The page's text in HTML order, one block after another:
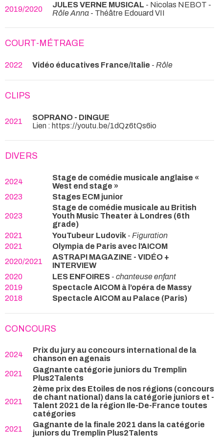
2019/2020
JULES VERNE MUSICAL - Nicolas NEBOT -
Rôle Anna - Théâtre Edouard VII
COURT-MÉTRAGE
2022 Vidéo éducatives France/Italie - Rôle
CLIPS
2021
SOPRANO - DINGUE
Lien : https://youtu.be/1dQz6tQs6io
DIVERS
2024
Stage de comédie musicale anglaise «
West end stage »
2023
Stages ECM junior
2023
Stage de comédie musicale au British
Youth Music Theater à Londres (6th
grade)
2021
YouTubeur Ludovik - Figuration
2021
Olympia de Paris avec l'AICOM
2020/2021
ASTRAPI MAGAZINE - VIDÉO +
INTERVIEW
2020
LES ENFOIRES - chanteuse enfant
2019
Spectacle AICOM à l’opéra de Massy
2018
Spectacle AICOM au Palace (Paris)
CONCOURS
2024
Prix du jury au concours international de la
chanson en agenais
2021
Gagnante catégorie juniors du Tremplin
Plus2Talents
2021
2ème prix des Etoiles de nos régions (concours
de chant national) dans la catégorie juniors et -
Talent 2021 de la région Ile-De-France toutes
catégories
2021
Gagnante de la finale 2021 dans la catégorie
juniors du Tremplin Plus2Talents